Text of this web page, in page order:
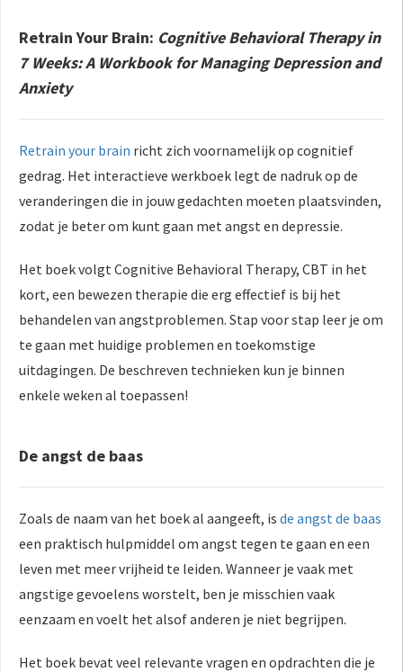
Retrain Your Brain: Cognitive Behavioral Therapy in
7 Weeks: A Workbook for Managing Depression and
Anxiety
Retrain your brain richt zich voornamelijk op cognitief
gedrag. Het interactieve werkboek legt de nadruk op de
veranderingen die in jouw gedachten moeten plaatsvinden,
zodat je beter om kunt gaan met angst en depressie.
Het boek volgt Cognitive Behavioral Therapy, CBT in het
kort, een bewezen therapie die erg effectief is bij het
behandelen van angstproblemen. Stap voor stap leer je om
te gaan met huidige problemen en toekomstige
uitdagingen. De beschreven technieken kun je binnen
enkele weken al toepassen!
De angst de baas
Zoals de naam van het boek al aangeeft, is de angst de baas
een praktisch hulpmiddel om angst tegen te gaan en een
leven met meer vrijheid te leiden. Wanneer je vaak met
angstige gevoelens worstelt, ben je misschien vaak
eenzaam en voelt het alsof anderen je niet begrijpen.
Het boek bevat veel relevante vragen en opdrachten die je